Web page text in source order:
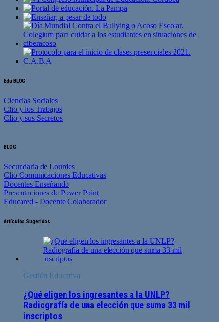
Edu BLOG
Ciencias Sociales
Clio y los Trabajos
Clio y sus Secretos
BLOG
Secundaria de Lourdes
Clio Comunicaciones Educativas
Docentes Enseñando
Presentaciones de Power Point
Educared - Docente Colaborador
Artículos Sugeridos
Gestión Educativa
¿Qué eligen los ingresantes a la UNLP?
Radiografía de una elección que suma 33 mil
inscriptos